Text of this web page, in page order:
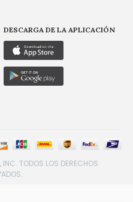
DESCARGA DE LA APLICACIÓN
TODOS LOS DERECHOS